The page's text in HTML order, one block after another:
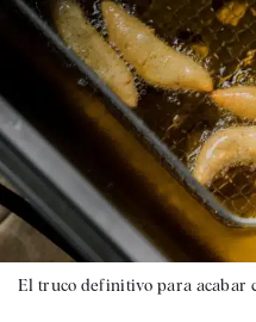
El truco definitivo para acabar